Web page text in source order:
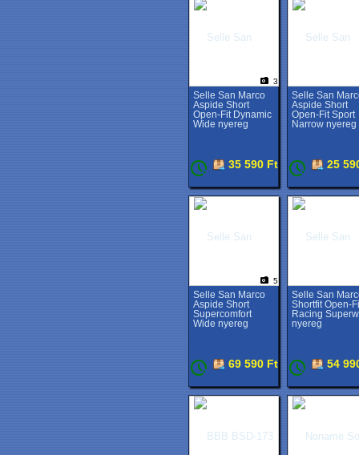
3
Selle San Marco
Aspide Short
Open-Fit Dynamic
Wide nyereg
35 590 Ft
Selle San
Aspide Short
Open-Fit Sport
Narrow nyereg
25
5
Selle San Marco
Aspide Short
Supercomfort
Wide nyereg
69 590 Ft
Selle San
Shortfit Open-
Racing
nyereg
54